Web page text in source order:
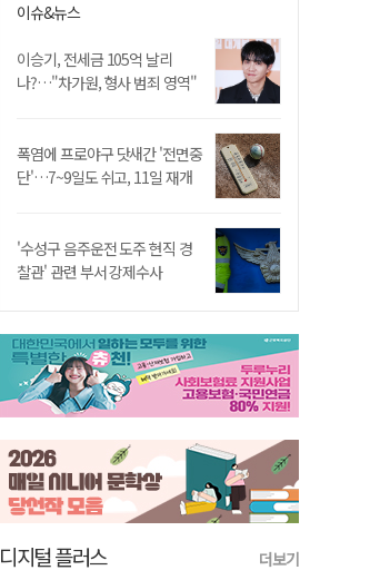
이슈&뉴스
이승기, 전세금 105억 날리
나?…"차가원, 형사 범죄 영역"
폭염에 프로야구 닷새간 '전면중
단'…7~9일도 쉬고, 11일 재개
'수성구 음주운전 도주 현직 경
찰관' 관련 부서 강제수사
디지털 플러스 더보기